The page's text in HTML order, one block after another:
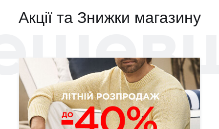
Акції та Знижки магазину